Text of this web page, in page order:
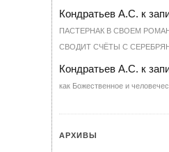
Кондратьев А.С. к
ПАСТЕРНАК В СВОЕМ
СВОДИТ СЧЁТЫ С
Кондратьев А.С. к
как Божественное и
АРХИВЫ